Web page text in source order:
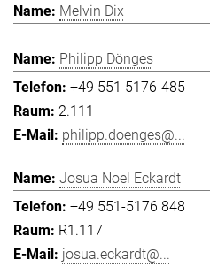
Melvin Dix
Philipp Dönges
+49 551 5176-485
2.111
philipp.doenges@...
Josua Noel Eckardt
+49 551-5176 848
R1.117
josua.eckardt@...